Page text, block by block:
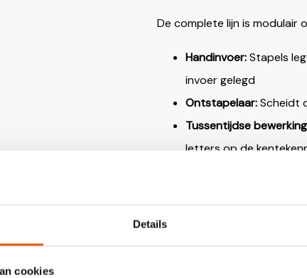
Details
cookies
De complete lijn is modulair
Handinvoer:Stapels
invoer gelegd
Ontstapelaar:Scheidt
Tussentijdse
letters op de
Stapelt de
inbedrijfstelling. Ook de